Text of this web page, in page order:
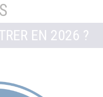
EN 2026 ?